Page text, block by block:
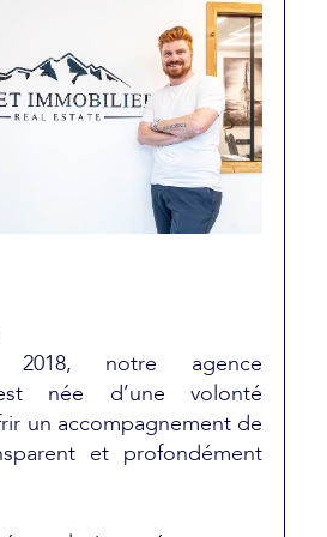
notre agence
née d’une volonté
un accompagnement de
et profondément